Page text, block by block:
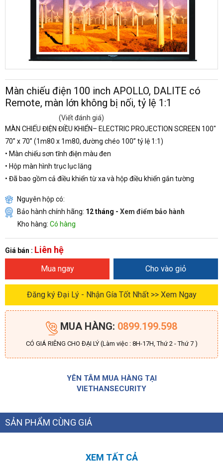
Màn chiếu điện 100 inch APOLLO, DALITE có
Remote, màn lớn không bị nối, tỷ lệ 1:1
(Viết đánh giá)
MÀN CHIẾU ĐIỆN ĐIỀU KHIỂN– ELECTRIC PROJECTION SCREEN 100"
70” x 70” (1m80 x 1m80, đường chéo 100” tỷ lệ 1:1)
• Màn chiếu sơn tĩnh điện màu đen
• Hộp màn hình trục lục lăng
• Đã bao gồm cả điều khiển từ xa và hộp điều khiển gắn tường
Nguyên hộp có:
Bảo hành chính hãng: 12 tháng - Xem điểm bảo hành
Kho hàng: Có hàng
Giá bán : Liên hệ
Mua ngay Cho vào giỏ
Đăng ký Đại Lý - Nhận Gía Tốt Nhất >> Xem Ngay
MUA HÀNG: 0899.199.598
CÓ GIÁ RIÊNG CHO ĐẠI LÝ (Làm việc : 8H-17H, Thứ 2 - Thứ 7 )
YÊN TÂM MUA HÀNG TẠI
VIETHANSECURITY
SẢN PHẨM CÙNG GIÁ
XEM TẤT CẢ